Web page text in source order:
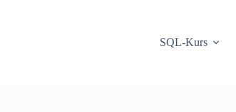
SQL-Kurs